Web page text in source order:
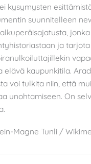
kysymysten
suunnitelleen
alkuperäisajatusta,
ja
elävä kaupunkitila.
voi tulkita niin, että
unohtamiseen. On
Magne Tunli /